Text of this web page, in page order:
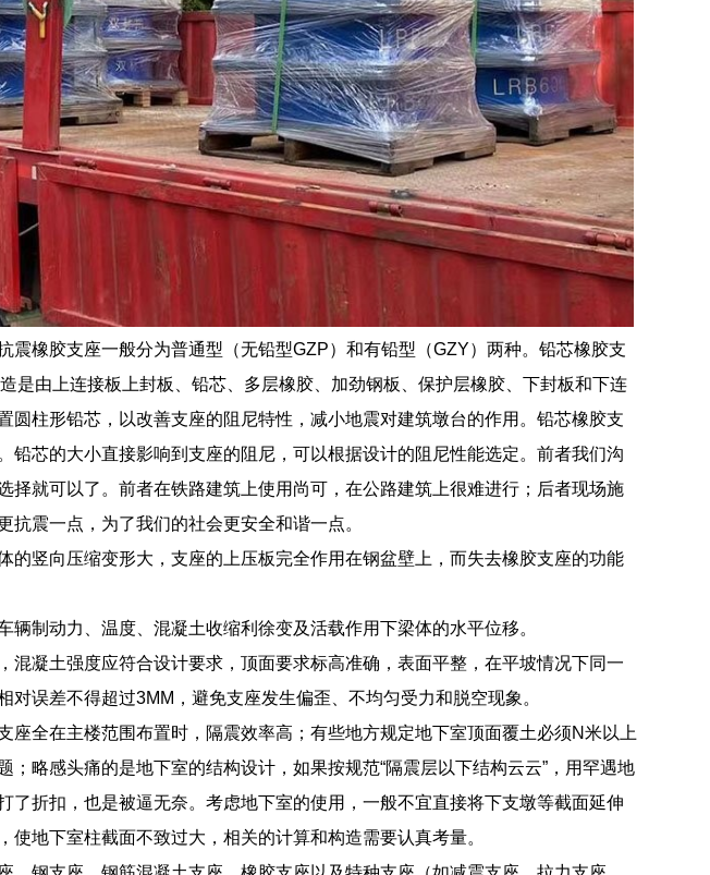
震橡胶支座一般分为普通型（无铅型GZP）和有铅型（GZY）两种。铅芯橡胶支
是由上连接板上封板、铅芯、多层橡胶、加劲钢板、保护层橡胶、下封板和下连
圆柱形铅芯，以改善支座的阻尼特性，减小地震对建筑墩台的作用。铅芯橡胶支
铅芯的大小直接影响到支座的阻尼，可以根据设计的阻尼性能选定。前者我们沟
择就可以了。前者在铁路建筑上使用尚可，在公路建筑上很难进行；后者现场施
震一点，为了我们的社会更安全和谐一点。
的竖向压缩变形大，支座的上压板完全作用在钢盆壁上，而失去橡胶支座的功能
制动力、温度、混凝土收缩利徐变及活载作用下梁体的水平位移。
混凝土强度应符合设计要求，顶面要求标高准确，表面平整，在平坡情况下同一
误差不得超过3MM，避免支座发生偏歪、不均匀受力和脱空现象。
座全在主楼范围布置时，隔震效率高；有些地方规定地下室顶面覆土必须N米以上
略感头痛的是地下室的结构设计，如果按规范“隔震层以下结构云云”，用罕遇地
了折扣，也是被逼无奈。考虑地下室的使用，一般不宜直接将下支墩等截面延伸
地下室柱截面不致过大，相关的计算和构造需要认真考量。